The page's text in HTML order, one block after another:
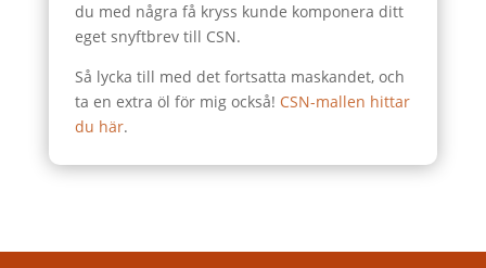
du med några få kryss kunde komponera ditt
eget snyftbrev till CSN.
Så lycka till med det fortsatta maskandet, och
ta en extra öl för mig också! CSN-mallen hittar
du här.